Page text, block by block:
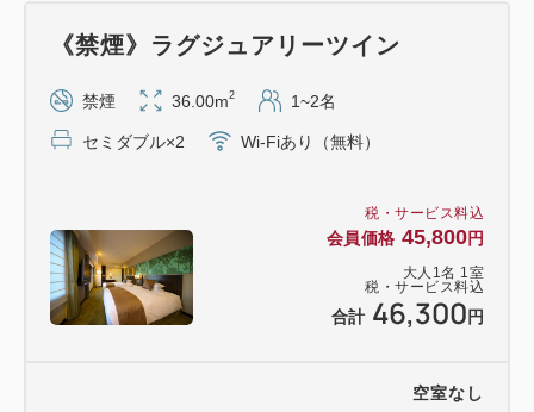
税・サービス料込
会員価格 45,800円
大人 1 名 1 室
税・サービス料込
合計 46,300 円
《禁煙》ラグジュアリーツイン
禁煙 36.00m2 1~2名
セミダブル×2 Wi-Fiあり（無料）
空室なし